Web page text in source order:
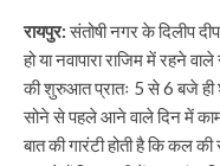
रायपुर:संतोषी नगर के दिलीप
हो या नवापारा राजिम में रहने
की शुरुआत प्रातः 5 से 6 बजे ही
सोने से पहले आने वाले दिन में काम
बात की गारंटी होती है कि कल